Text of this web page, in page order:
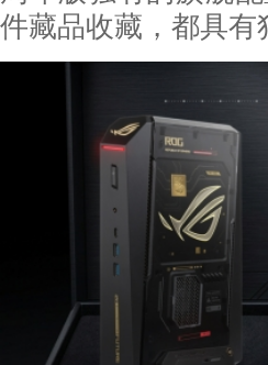
件藏品收藏，都具有